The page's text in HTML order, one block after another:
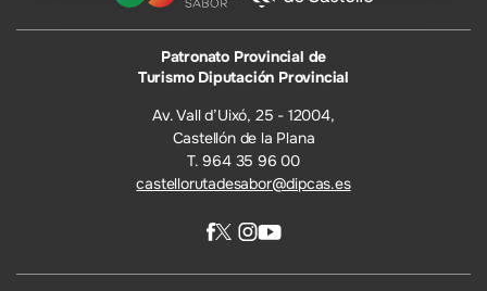
Patronato Provincial de
Turismo Diputación Provincial
Av. Vall d’Uixó, 25 - 12004,
Castellón de la Plana
T. 964 35 96 00
castellorutadesabor@dipcas.es